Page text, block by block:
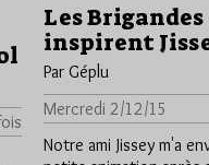
Les Brigandes
inspirent
Par Géplu
Mercredi 2/12/15
Notre ami Jissey m'a